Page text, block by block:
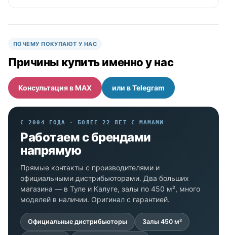
ПОЧЕМУ ПОКУПАЮТ У НАС
Причины купить именно у нас
Консультация в MAX или в Telegram
С 2004 ГОДА · БОЛЕЕ 22 ЛЕТ С МАМАМИ
Работаем с брендами
напрямую
Прямые контакты с производителями и
официальными дистрибьюторами. Два больших
магазина — в Туле и Калуге, залы по 450 м², много
моделей в наличии. Оригинал с гарантией.
Официальные дистрибьюторы Залы 450 м²